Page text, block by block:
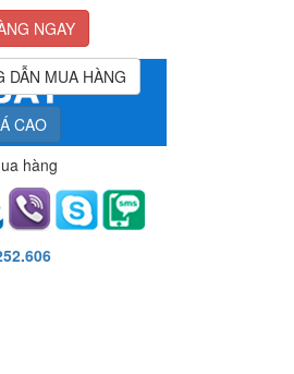
NGAY
DẪN MUA HÀNG
CAO
hàng